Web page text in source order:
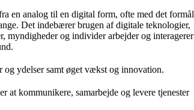
en analog til en digital form, ofte med det formål
Det indebærer brugen af digitale teknologier,
myndigheder og individer arbejder og interagerer
ydelser samt øget vækst og innovation.
at kommunikere, samarbejde og levere tjenester